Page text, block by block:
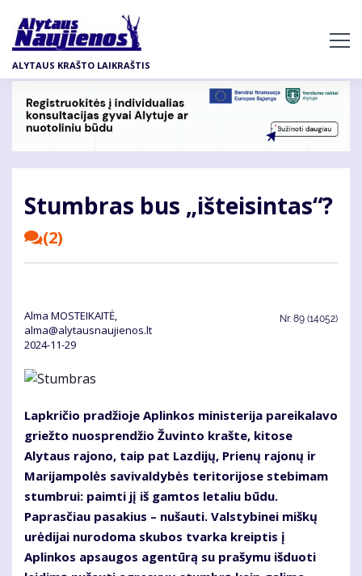
pagrindinį
turinį
ALYTAUS KRAŠTO LAIKRAŠTIS
Stumbras bus „išteisintas“?
(2)
Alma MOSTEIKAITĖ,
alma@alytausnaujienos.lt
2024-11-29
Nr. 89 (14052)
Lapkričio pradžioje Aplinkos ministerija pareikalavo
griežto nuosprendžio Žuvinto krašte, kitose
Alytaus rajono, taip pat Lazdijų, Prienų rajonų ir
Marijampolės savivaldybės teritorijose stebimam
stumbrui: paimti jį iš gamtos letaliu būdu.
Paprasčiau pasakius – nušauti. Valstybinei miškų
urėdijai nurodoma skubos tvarka kreiptis į
Aplinkos apsaugos agentūrą su prašymu išduoti